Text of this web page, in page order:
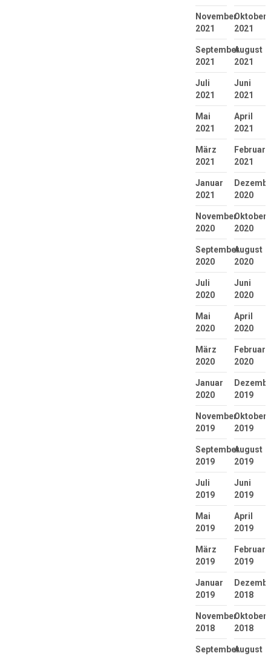
November
2021
Oktober
2021
September
2021
August
2021
Juli
2021
Juni
2021
Mai
2021
April
2021
März
2021
Februar
2021
Januar
2021
2020
November
2020
Oktober
2020
September
2020
August
2020
Juli
2020
Juni
2020
Mai
2020
April
2020
März
2020
Februar
2020
Januar
2020
2019
November
2019
Oktober
2019
September
2019
August
2019
Juli
2019
Juni
2019
Mai
2019
April
2019
März
2019
Februar
2019
Januar
2019
2018
November
2018
Oktober
2018
SeptemberAugust